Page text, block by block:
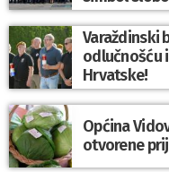
Varaždinski
odlučnošću
Hrvatske!
Općina
otvorene